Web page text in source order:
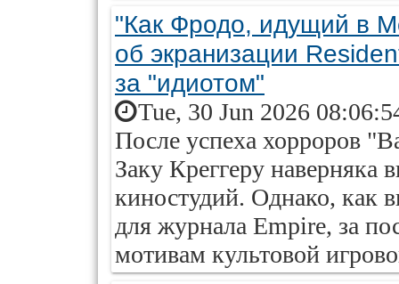
"Как Фродо, идущий в
об экранизации
за "идиотом"
Tue, 30 Jun 2026
После успеха хорроров
Заку Креггеру наверняка
киностудий. Однако, как
для журнала Empire, за
мотивам культовой